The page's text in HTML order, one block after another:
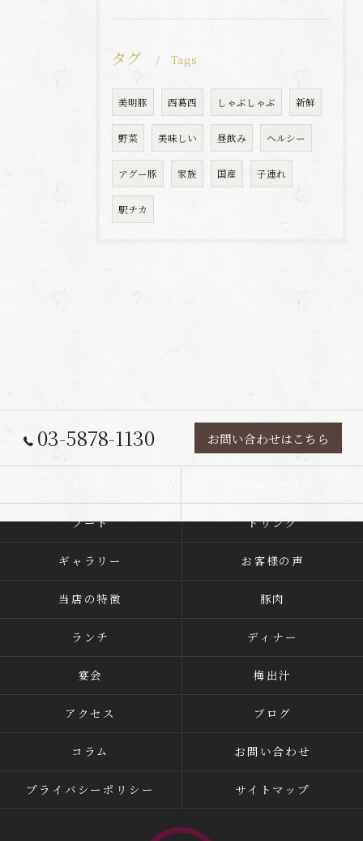
タグ Tags
美明豚 西葛西 しゃぶしゃぶ 新鮮
野菜 美味しい 昼飲み ヘルシー
アグー豚 家族 国産 子連れ
駅チカ
03-5878-1130 お問い合わせはこちら
コンセプト
フード ドリンク
ギャラリー お客様の声
当店の特徴 豚肉
ランチ ディナー
宴会 梅出汁
アクセス ブログ
コラム お問い合わせ
プライバシーポリシー サイトマップ